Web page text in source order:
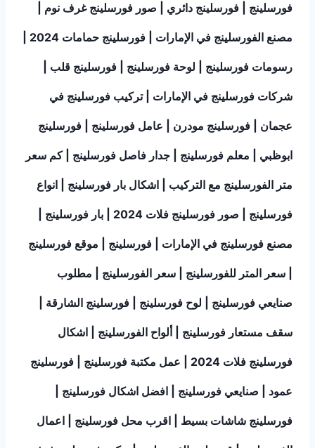
فورسلينج | فورسلينج دائري | صور فورسلينج غرف نوم |
رسومات فورسلينج | لوحة فورسلينج | فورسلينج قلب |
شركات فورسلينج في الإمارات | تركيب فورسلينج في
عجمان | فورسلينج مودرن | عامل فورسلينج | فورسلينج
ابوظبي | معلم فورسلينج | جدار فاصل فورسلينج | كم سعر
متر الفورسلينج مع التركيب | اشكال بار فورسلينج | انواع
فورسلينج | صور فورسلينج فلات 2024 | بار فورسلينج |
مصنع فورسلينج في الإمارات | فورسلينج | موقع فورسلينج
| سعر المتر للفورسلينج | سعر الفورسلينج | مطلوب
صنايعي فورسلينج | لوح فورسلينج | فورسلينج الشارقة |
سقف مستعار فورسلينج | ألواح الفورسلينج | اشكال
فورسلينج فلات 2024 | عمل مكتبة فورسلينج | فورسلينج
عمود | صنايعي فورسلينج | افضل اشكال فورسلينج |
فورسلينج شاشات بسيط | اقرب محل فورسلينج | اعمال